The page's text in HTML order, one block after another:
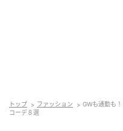
シューズ￥13,200（エ
トップ ファッション
GWも通勤も
コーデ８選